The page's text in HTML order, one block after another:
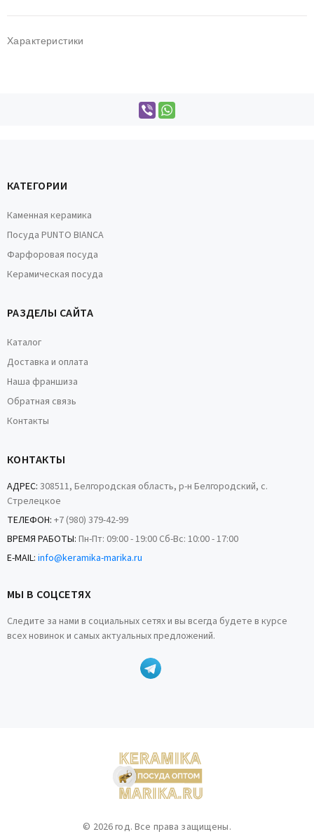
Характеристики
КАТЕГОРИИ
Каменная керамика
Посуда PUNTO BIANCA
Фарфоровая посуда
Керамическая посуда
РАЗДЕЛЫ САЙТА
Каталог
Доставка и оплата
Наша франшиза
Обратная связь
Контакты
КОНТАКТЫ
АДРЕС: 308511, Белгородская область, р-н Белгородский, с.
Стрелецкое
ТЕЛЕФОН: +7 (980) 379-42-99
ВРЕМЯ РАБОТЫ: Пн-Пт: 09:00 - 19:00 Сб-Вс: 10:00 - 17:00
E-MAIL: info@keramika-marika.ru
МЫ В СОЦСЕТЯХ
Следите за нами в социальных сетях и вы всегда будете в курсе
всех новинок и самых актуальных предложений.
© 2026 год. Все права защищены.